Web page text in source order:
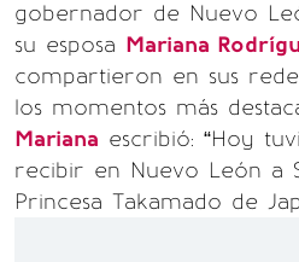
gobernador de Nuevo
su esposa Mariana
compartieron en sus
los momentos más
Mariana escribió: “Hoy
recibir en Nuevo León a
Princesa Takamado de